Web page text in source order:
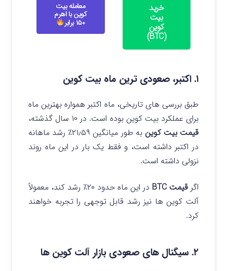
خرید
بیت
کوین
(BTC)
معامله بیت
کوین با اهرم
۱۵۰ برابر
۱. اکتبر، صعودی ترین ماه بیت کوین
طبق بررسی های تاریخی، ماه اکتبر همواره بهترین ماه
برای عملکرد بیت کوین بوده است. در ۱۰ سال گذشته،
قیمت بیت کوین
به طور میانگین ۲۱٫۵۹٪ رشد ماهانه
در اکتبر داشته است، و فقط یک بار در این ماه روند
نزولی داشته است.
اگر قیمت BTC
در این ماه حدود ۲۰٪ رشد کند، معمولاً
آلت کوین ها نیز رشد قابل توجهی را تجربه خواهند
کرد.
۲. سیگنال های صعودی بازار آلت کوین ها